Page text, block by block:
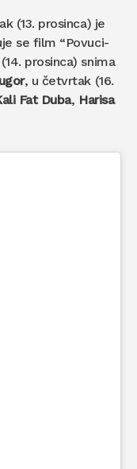
(13. prosinca) je
se film “Povuci-
prosinca) snima
, u četvrtak (16.
Fat Duba, Harisa